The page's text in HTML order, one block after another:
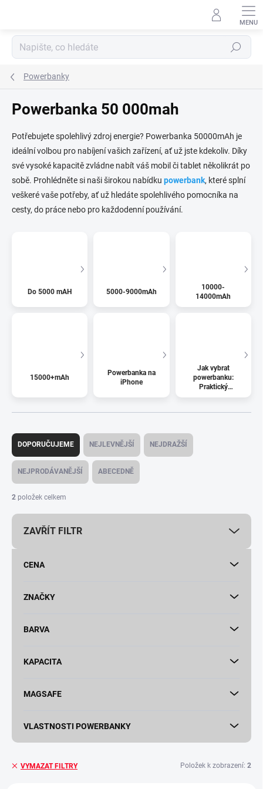
Hledat
Powerbanky
Powerbanka 50 000mah
Potřebujete spolehlivý zdroj energie? Powerbanka 50000mAh je
ideální volbou pro nabíjení vašich zařízení, ať už jste kdekoliv. Díky
své vysoké kapacitě zvládne nabít váš mobil či tablet několikrát po
sobě. Prohlédněte si naši širokou nabídku powerbank, které splní
veškeré vaše potřeby, ať už hledáte spolehlivého pomocníka na
cesty, do práce nebo pro každodenní používání.
Do 5000 mAH 5000-9000mAh
10000-
14000mAh
15000+mAh
Powerbanka na
iPhone
Jak vybrat
powerbanku:
Praktický
průvodce
Ř
z
n
í
r
d
DOPORUČUJEME NEJLEVNĚJŠÍ NEJDRAŽŠÍ
NEJPRODÁVANĚJŠÍ ABECEDNĚ
2 položek celkem
ZAVŘÍT FILTR
CENA
ZNAČKY
BARVA
KAPACITA
MAGSAFE
VLASTNOSTI POWERBANKY
VYMAZAT FILTRY Položek k zobrazení: 2